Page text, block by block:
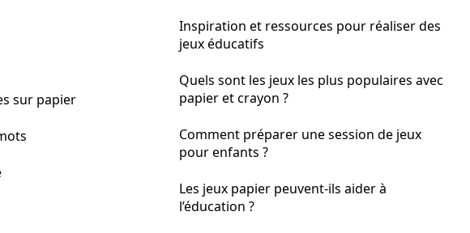
sur papier
Inspiration et ressources pour réaliser des
jeux éducatifs
Quels sont les jeux les plus populaires avec
papier et crayon ?
Comment préparer une session de jeux
pour enfants ?
Les jeux papier peuvent-ils aider à
l’éducation ?